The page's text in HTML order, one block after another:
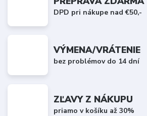
DPD pri nákupe nad €50,-
VÝMENA/VRÁTENIE
bez problémov do 14 dní
ZĽAVY Z NÁKUPU
priamo v košíku až 30%